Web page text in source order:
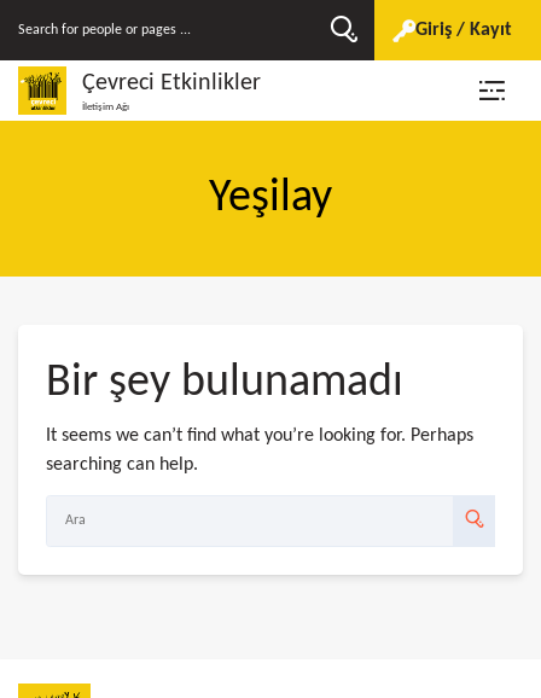
Giriş / Kayıt
Çevreci Etkinlikler
İletişim Ağı
Yeşilay
Bir şey bulunamadı
It seems we can’t find what you’re looking for. Perhaps
searching can help.